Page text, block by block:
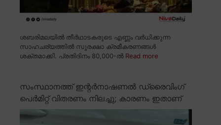
ശബരിമലയിൽ തീർഥാടകരുടെ എണ്ണം വർധിക്കുന്ന
സാഹചര്യത്തിൽ സുരക്ഷാ ക്രമീകരണങ്ങൾ
ശക്തമാക്കി. പ്രതിദിനം 80,000-ൽ Read more
സംസ്ഥാനത്ത് ഇന്റർനാഷണൽ ഡ്രൈവിംഗ്
പെർമിറ്റ് വിതരണം നിലച്ചു; കാരണം ഇതാണ്